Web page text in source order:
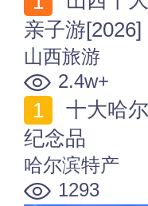
亲子游[2026]
山西旅游
2.4w+
纪念品
哈尔滨特产
1293